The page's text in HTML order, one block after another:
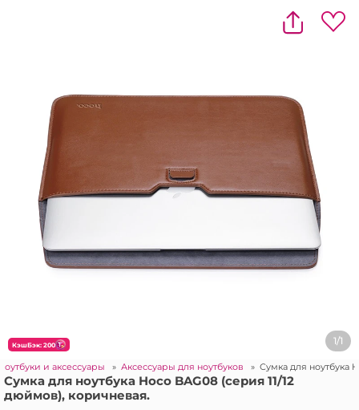
КэшБэк: 200 1/1
и аксессуары » Аксессуары для ноутбуков » Сумка для ноутбука
Сумка для ноутбука Hoco BAG08 (серия 11/12
дюймов), коричневая.